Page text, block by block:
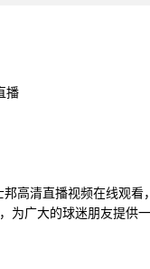
播
高清直播视频在线观
为广大的球迷朋友提供